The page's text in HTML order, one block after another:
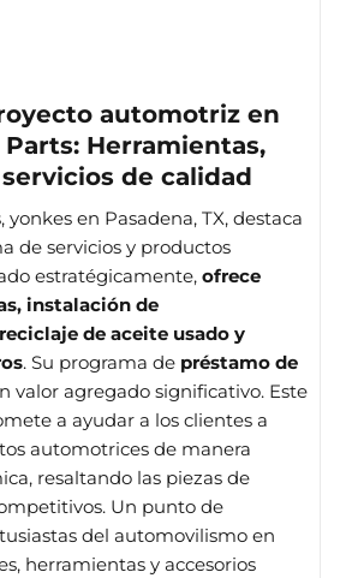
automotriz en
Herramientas,
de calidad
en Pasadena, TX, destaca
de servicios y productos
estratégicamente, ofrece
instalación de
de aceite usado y
. Su programa de préstamo de
valor agregado significativo. Este
a ayudar a los clientes a
automotrices de manera
resaltando las piezas de
Un punto de
del automovilismo en
herramientas y accesorios